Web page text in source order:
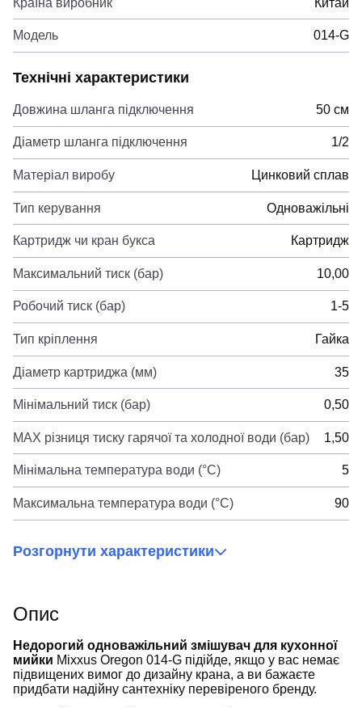
Модель 014-G
Технічні характеристики
Довжина шланга підключення 50 см
Діаметр шланга підключення 1/2
Матеріал виробу Цинковий сплав
Тип керування Одноважільні
Картридж чи кран букса Картридж
Максимальний тиск (бар) 10,00
Робочий тиск (бар) 1-5
Тип кріплення Гайка
Діаметр картриджа (мм) 35
Мінімальний тиск (бар) 0,50
MAX різниця тиску гарячої та холодної води (бар) 1,50
Мінімальна температура води (°C) 5
Максимальна температура води (°C) 90
Розгорнути характеристики
Опис
Недорогий одноважільний змішувач для кухонної
мийки Mixxus Oregon 014-G підійде, якщо у вас немає
підвищених вимог до дизайну крана, а ви бажаєте
придбати надійну сантехніку перевіреного бренду.